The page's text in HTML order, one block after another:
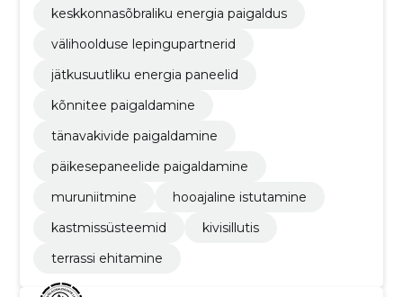
keskkonnasõbraliku energia paigaldus
välihoolduse lepingupartnerid
jätkusuutliku energia paneelid
kõnnitee paigaldamine
tänavakivide paigaldamine
päikesepaneelide paigaldamine
muruniitmine
hooajaline istutamine
kastmissüsteemid
kivisillutis
terrassi ehitamine